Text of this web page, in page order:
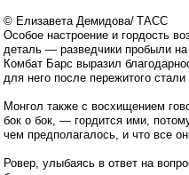
© Елизавета Демидова/ ТАСС
Особое настроение и гордость
деталь — разведчики пробыли
Комбат Барс выразил
для него после пережитого
Монгол также с восхищением
бок о бок, — гордится ими,
чем предполагалось, и что все
Ровер, улыбаясь в ответ на